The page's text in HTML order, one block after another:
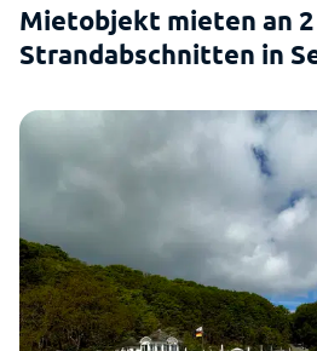
Mietobjekt mieten an 2
Strandabschnitten in